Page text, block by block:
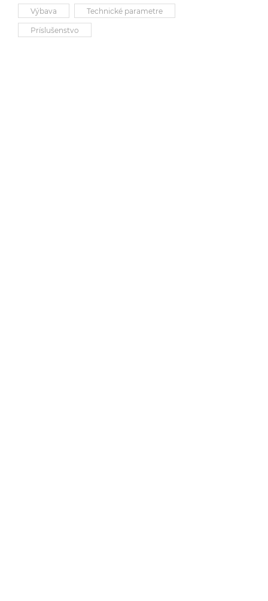
Výbava
Technické parametre
Príslušenstvo